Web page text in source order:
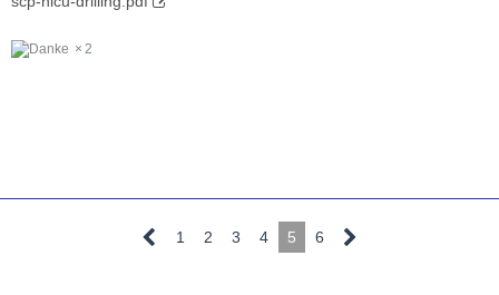
2
1 2 3 4 5 6